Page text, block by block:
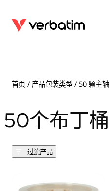
首页 / 产品包装类型 / 50 颗主轴
50个布丁桶
过滤产品
配件
下载
English